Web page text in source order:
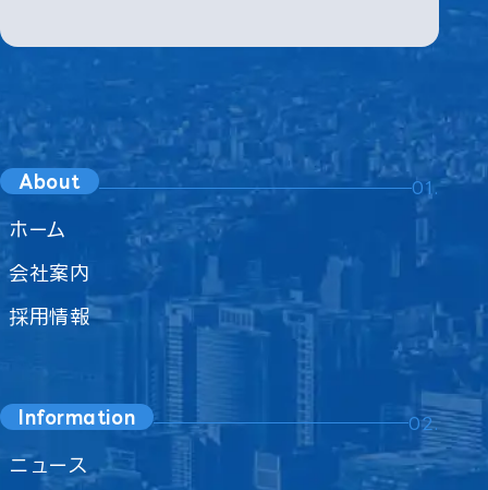
About 01.
ホーム
会社案内
採用情報
Information 02.
ニュース